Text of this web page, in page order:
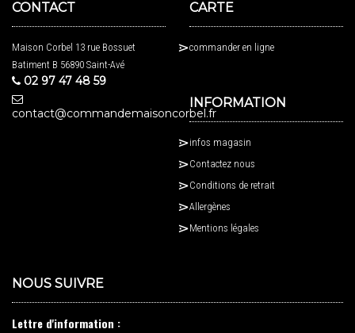
CONTACT
Maison Corbel 13 rue Bossuet
Batiment B 56890 Saint-Avé
02 97 47 48 59
contact@commandemaisoncorbel.fr
CARTE
commander en ligne
INFORMATION
infos magasin
Contactez nous
Conditions de retrait
Allergènes
Mentions légales
NOUS SUIVRE
Lettre d'information :